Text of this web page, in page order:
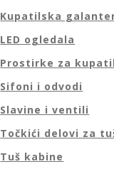
Kupatilska
LED ogledala
Prostirke za
Sifoni i odvodi
Slavine i ventili
Točkići delovi za
Tuš kabine